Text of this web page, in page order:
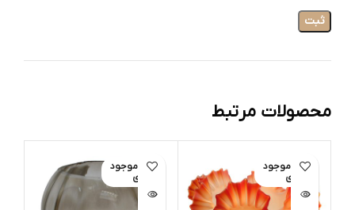
محصولات مرتبط
اتمام موجود
ی
اتمام موجود
ی